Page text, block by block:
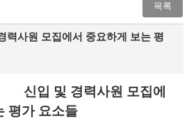
목록
력사원 모집에서 중요하게 보는 평
력사원 모집에
평가 요소들